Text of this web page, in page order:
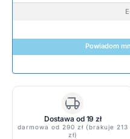
Powiadom
Dostawa od 19 zł
darmowa od 290 zł (brakuje 213
zł)